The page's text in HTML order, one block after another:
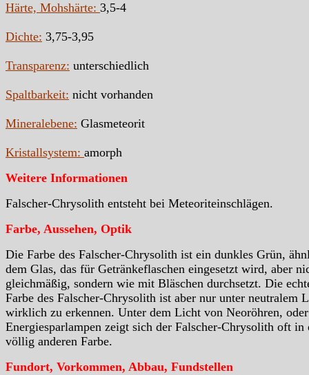
Härte, Mohshärte: 3,5-4
Dichte: 3,75-3,95
Transparenz: unterschiedlich
Spaltbarkeit: nicht vorhanden
Mineralebene: Glasmeteorit
Kristallsystem: amorph
Weitere Informationen
Falscher-Chrysolith entsteht bei Meteoriteinschlägen.
Farbe, Aussehen, Optik
Die Farbe des Falscher-Chrysolith ist ein dunkles Grün,
dem Glas, das für Getränkeflaschen eingesetzt wird, aber
gleichmäßig, sondern wie mit Bläschen durchsetzt. Die
Farbe des Falscher-Chrysolith ist aber nur unter neutralem
wirklich zu erkennen. Unter dem Licht von Neoröhren, oder
Energiesparlampen zeigt sich der Falscher-Chrysolith oft in
völlig anderen Farbe.
Fundort, Vorkommen, Abbau, Fundstellen